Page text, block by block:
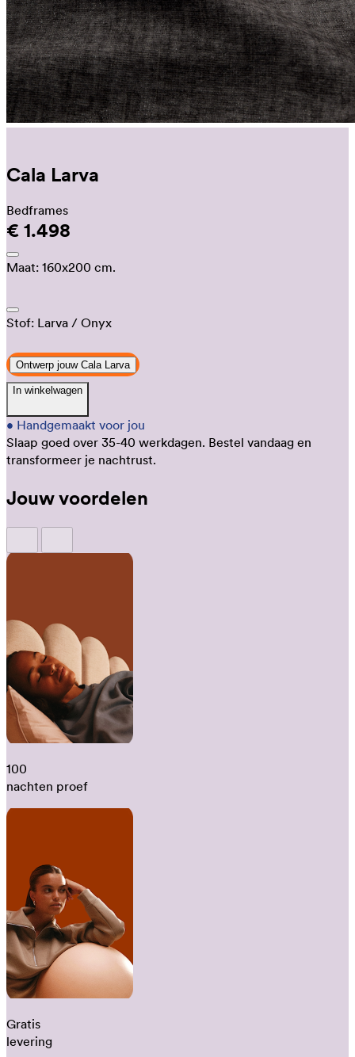
Cala Larva
Bedframes
€ 1.498
Maat: 160x200 cm.
Stof: Larva / Onyx
Ontwerp jouw Cala Larva
In winkelwagen
• Handgemaakt voor jou
Slaap goed over 35-40 werkdagen. Bestel vandaag en
transformeer je nachtrust.
Jouw voordelen
100
nachten proef
Gratis
levering